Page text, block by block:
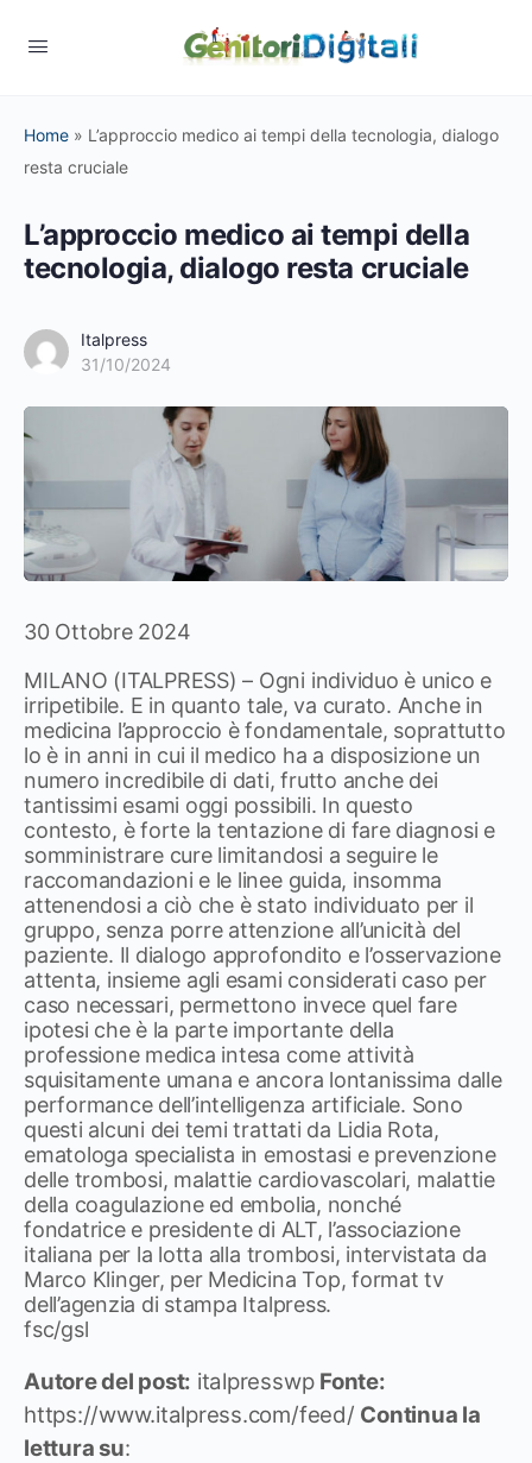
Home » L’approccio medico ai tempi della tecnologia, dialogo
resta cruciale
L’approccio medico ai tempi della
tecnologia, dialogo resta cruciale
Italpress
31/10/2024
30 Ottobre 2024
MILANO (ITALPRESS) – Ogni individuo è unico e
irripetibile. E in quanto tale, va curato. Anche in
medicina l’approccio è fondamentale, soprattutto
lo è in anni in cui il medico ha a disposizione un
numero incredibile di dati, frutto anche dei
tantissimi esami oggi possibili. In questo
contesto, è forte la tentazione di fare diagnosi e
somministrare cure limitandosi a seguire le
raccomandazioni e le linee guida, insomma
attenendosi a ciò che è stato individuato per il
gruppo, senza porre attenzione all’unicità del
paziente. Il dialogo approfondito e l’osservazione
attenta, insieme agli esami considerati caso per
caso necessari, permettono invece quel fare
ipotesi che è la parte importante della
professione medica intesa come attività
squisitamente umana e ancora lontanissima dalle
performance dell’intelligenza artificiale. Sono
questi alcuni dei temi trattati da Lidia Rota,
ematologa specialista in emostasi e prevenzione
delle trombosi, malattie cardiovascolari, malattie
della coagulazione ed embolia, nonché
fondatrice e presidente di ALT, l’associazione
italiana per la lotta alla trombosi, intervistata da
Marco Klinger, per Medicina Top, format tv
dell’agenzia di stampa Italpress.
fsc/gsl
Autore del post: italpresswp Fonte:
https://www.italpress.com/feed/ Continua la
lettura su: